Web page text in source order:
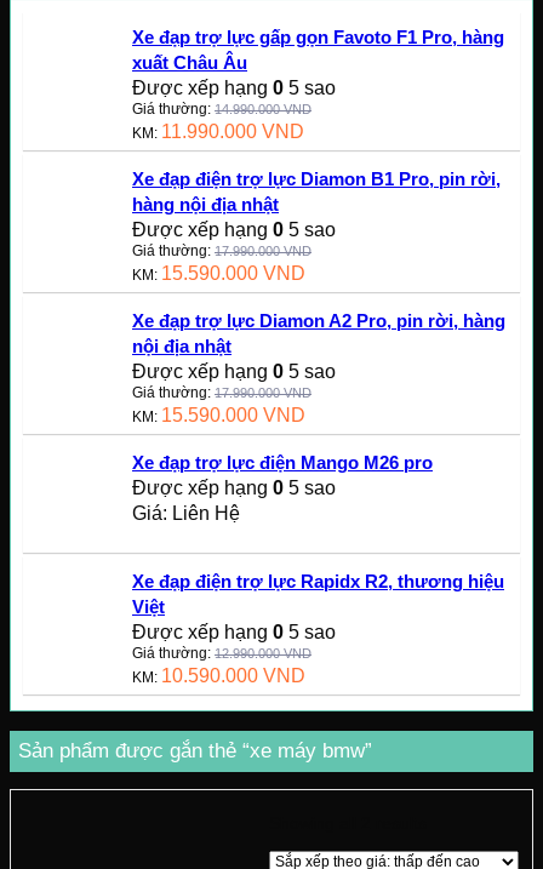
Xe đạp trợ lực gấp gọn Favoto F1 Pro, hàng
xuất Châu Âu
Được xếp hạng 0 5 sao
Giá thường: 14.990.000VND
KM: 11.990.000 VND
Xe đạp điện trợ lực Diamon B1 Pro, pin rời,
hàng nội địa nhật
Được xếp hạng 0 5 sao
Giá thường: 17.990.000VND
KM: 15.590.000 VND
Xe đạp trợ lực Diamon A2 Pro, pin rời, hàng
nội địa nhật
Được xếp hạng 0 5 sao
Giá thường: 17.990.000VND
KM: 15.590.000 VND
Xe đạp trợ lực điện Mango M26 pro
Được xếp hạng 0 5 sao
Giá: Liên Hệ
Xe đạp điện trợ lực Rapidx R2, thương hiệu
Việt
Được xếp hạng 0 5 sao
Giá thường: 12.990.000VND
KM: 10.590.000 VND
Sản phẩm được gắn thẻ “xe máy bmw”